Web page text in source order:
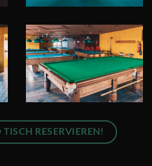
RESERVIEREN!